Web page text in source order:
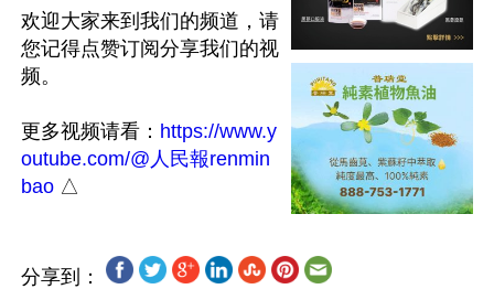
欢迎大家来到我们的频道，请
您记得点赞订阅分享我们的视
频。
更多视频请看： https://www.y
outube.com/@人民報renmin
bao
分享到：